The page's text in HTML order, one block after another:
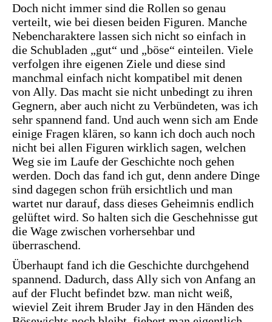
Doch nicht immer sind die Rollen so genau
verteilt, wie bei diesen beiden Figuren. Manche
Nebencharaktere lassen sich nicht so einfach in
die Schubladen „gut“ und „böse“ einteilen. Viele
verfolgen ihre eigenen Ziele und diese sind
manchmal einfach nicht kompatibel mit denen
von Ally. Das macht sie nicht unbedingt zu ihren
Gegnern, aber auch nicht zu Verbündeten, was ich
sehr spannend fand. Und auch wenn sich am Ende
einige Fragen klären, so kann ich doch auch noch
nicht bei allen Figuren wirklich sagen, welchen
Weg sie im Laufe der Geschichte noch gehen
werden. Doch das fand ich gut, denn andere Dinge
sind dagegen schon früh ersichtlich und man
wartet nur darauf, dass dieses Geheimnis endlich
gelüftet wird. So halten sich die Geschehnisse gut
die Wage zwischen vorhersehbar und
überraschend.
Überhaupt fand ich die Geschichte durchgehend
spannend. Dadurch, dass Ally sich von Anfang an
auf der Flucht befindet bzw. man nicht weiß,
wieviel Zeit ihrem Bruder Jay in den Händen des